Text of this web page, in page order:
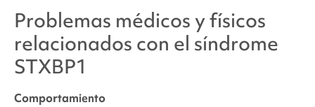
Problemas médicos y físicos
relacionados con el síndrome
STXBP1
Comportamiento